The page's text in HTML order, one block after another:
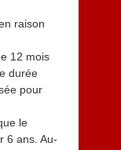
raison
12 mois
durée
pour
le
6 ans. Au-